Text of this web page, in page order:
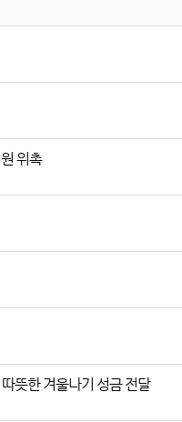
위촉
뜻한 겨울나기 성금 전달